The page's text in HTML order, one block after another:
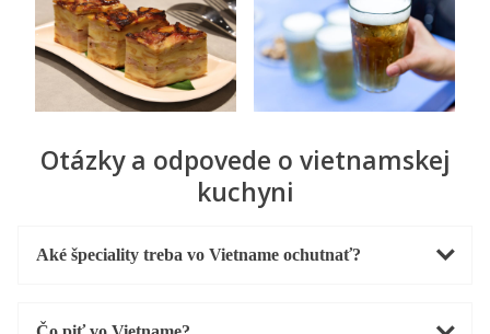
Otázky a odpovede o vietnamskej
kuchyni
Aké špeciality treba vo Vietname ochutnať?